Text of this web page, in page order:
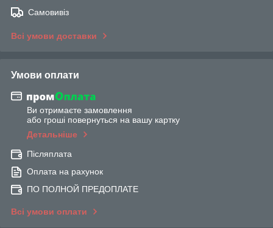
Самовивіз
Всі умови доставки
Умови оплати
Ви отримаєте замовлення
або гроші повернуться на вашу картку
Детальніше
Післяплата
Оплата на рахунок
ПО ПОЛНОЙ ПРЕДОПЛАТЕ
Всі умови оплати